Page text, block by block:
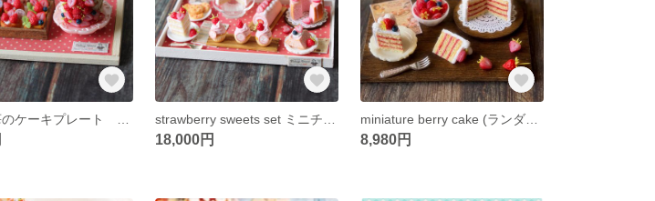
18,000円 8,980円